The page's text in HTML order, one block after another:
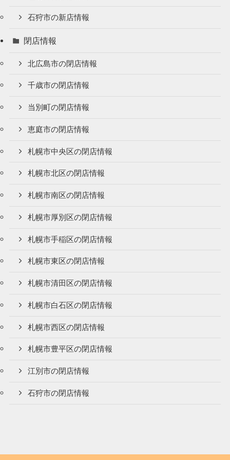
石狩市の新店情報
閉店情報
北広島市の閉店情報
千歳市の閉店情報
当別町の閉店情報
恵庭市の閉店情報
札幌市中央区の閉店情報
札幌市北区の閉店情報
札幌市南区の閉店情報
札幌市厚別区の閉店情報
札幌市手稲区の閉店情報
札幌市東区の閉店情報
札幌市清田区の閉店情報
札幌市白石区の閉店情報
札幌市西区の閉店情報
札幌市豊平区の閉店情報
江別市の閉店情報
石狩市の閉店情報